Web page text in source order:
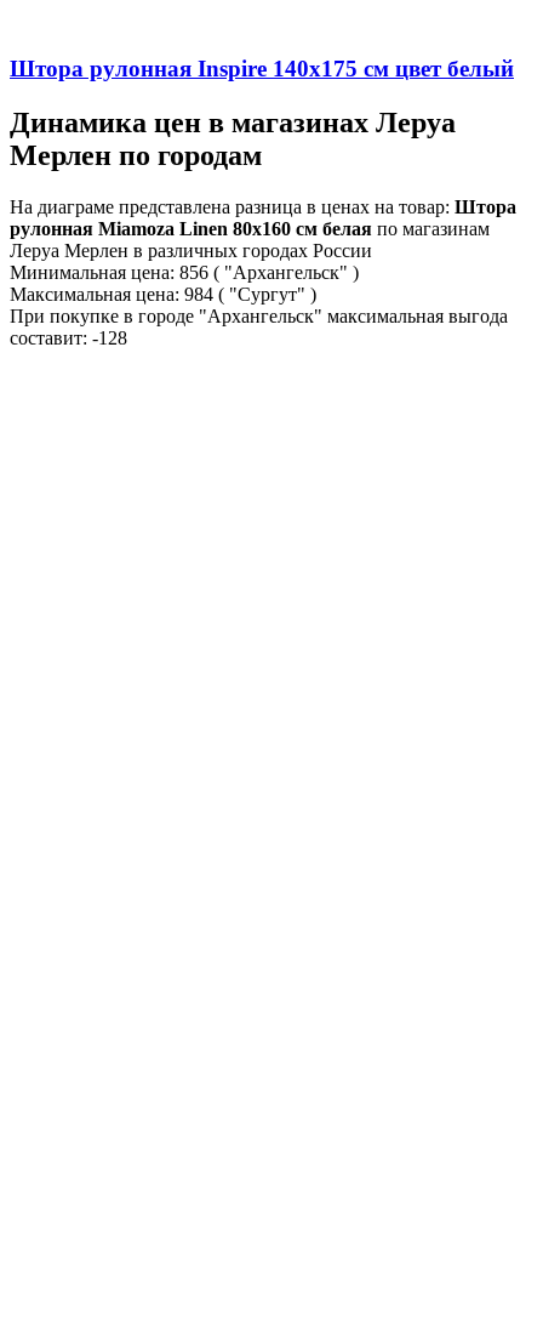
Штора рулонная Inspire 140х175 см цвет белый
Динамика цен в магазинах Леруа
Мерлен по городам
На диаграме представлена разница в ценах на товар: Штора
рулонная Miamoza Linen 80x160 см белая по магазинам
Леруа Мерлен в различных городах России
Минимальная цена: 856 ( "Архангельск" )
Максимальная цена: 984 ( "Сургут" )
При покупке в городе "Архангельск" максимальная выгода
составит: -128